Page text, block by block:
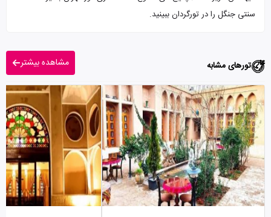
سنتی جنگل را در تورگردان ببینید.
تورهای مشابه مشاهده بیشتر